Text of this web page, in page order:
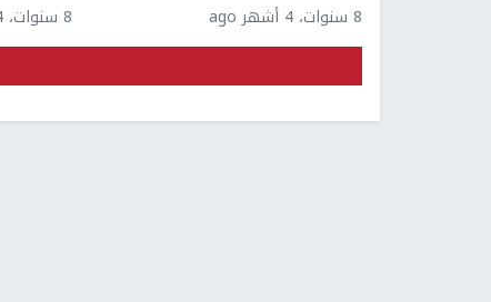
8 سنوات، 4 أشهر ago 8 سنوات، 4 أشهر ago